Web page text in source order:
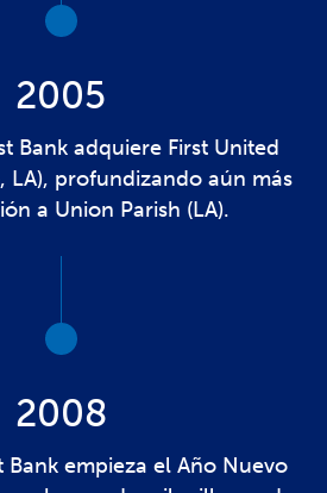
2005
Bank adquiere First United
LA), profundizando aún más
a Union Parish (LA).
2008
empieza el Año Nuevo